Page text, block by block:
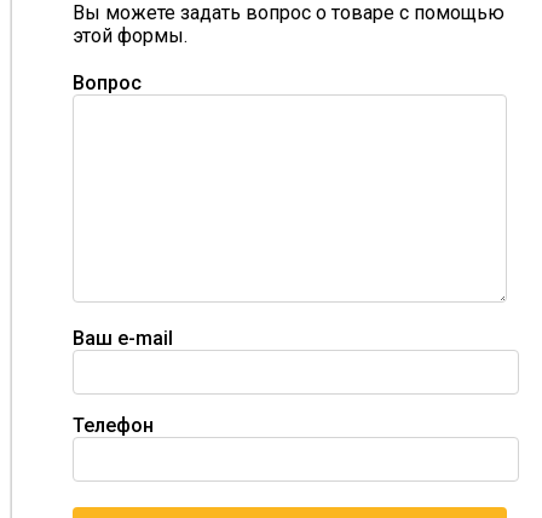
Вы можете задать вопрос о товаре с помощью
этой формы.
Вопрос
Ваш e-mail
Телефон